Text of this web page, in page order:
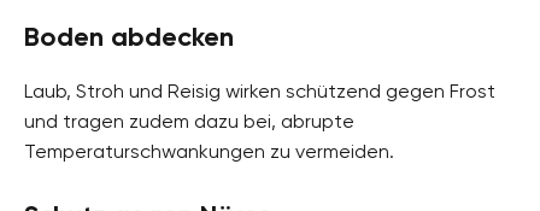
Boden abdecken
Laub, Stroh und Reisig wirken schützend gegen Frost
und tragen zudem dazu bei, abrupte
Temperaturschwankungen zu vermeiden.